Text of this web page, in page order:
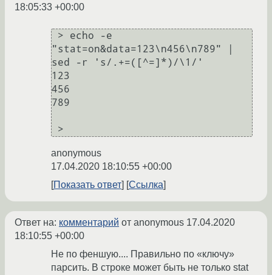
18:05:33 +00:00
"stat=on&data=123\n456\n789" |
sed -r 's/.+=([^=]*)/\1/'
123
456
789
anonymous
17.04.2020 18:10:55 +00:00
Показать ответ
Ссылка
Ответ на: комментарий от anonymous 17.04.2020
18:10:55 +00:00
Не по феншую.... Правильно по «ключу»
парсить. В строке может быть не только stat